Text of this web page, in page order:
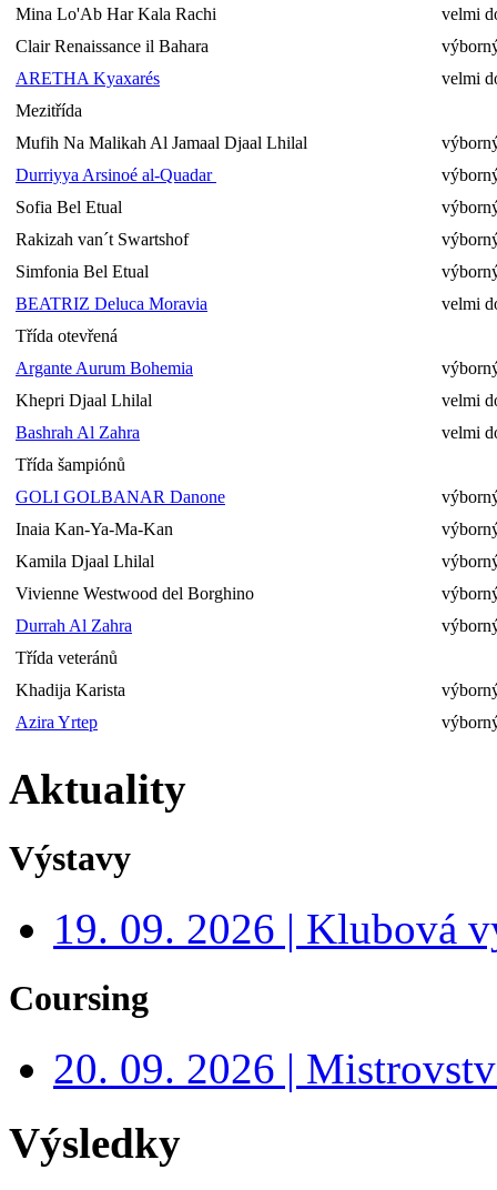
Mina Lo'Ab Har Kala Rachi
velmi
Clair Renaissance il Bahara
ARETHA Kyaxarés
velmi
Mezitřída
Mufih Na Malikah Al Jamaal Djaal Lhilal
Durriyya Arsinoé al-Quadar
Sofia Bel Etual
Rakizah van´t Swartshof
Simfonia Bel Etual
BEATRIZ Deluca Moravia
velmi
Třída otevřená
Argante Aurum Bohemia
Khepri Djaal Lhilal
velmi
Bashrah Al Zahra
velmi
Třída šampiónů
GOLI GOLBANAR Danone
Inaia Kan-Ya-Ma-Kan
Kamila Djaal Lhilal
Vivienne Westwood del Borghino
Durrah Al Zahra
Třída veteránů
Khadija Karista
Azira Yrtep
Aktuality
Výstavy
19. 09. 2026 | Klubová
Coursing
20. 09. 2026 |
Výsledky